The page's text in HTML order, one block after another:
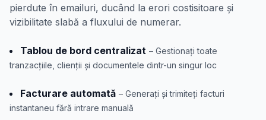
pierdute în emailuri, ducând la erori costisitoare și
vizibilitate slabă a fluxului de numerar.
Tablou de bord centralizat – Gestionați toate
tranzacțiile, clienții și documentele dintr-un singur loc
Facturare automată – Generați și trimiteți facturi
instantaneu fără intrare manuală